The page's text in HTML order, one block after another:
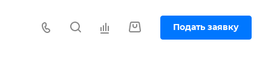
Подать заявку